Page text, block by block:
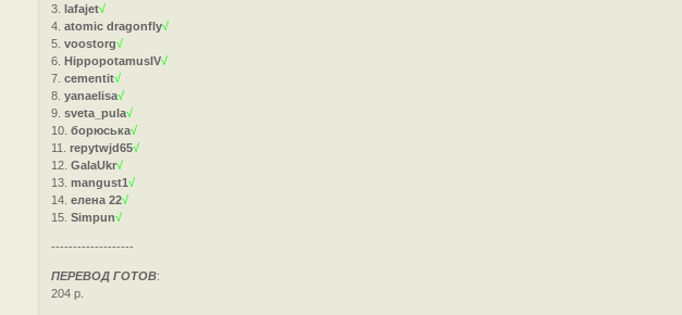
3.lafajet√
4.atomic dragonfly√
5.voostorg√
6.HippopotamusIV√
7.cementit√
8.yanaelisa√
9.sveta_pula√
10.борюська√
11.repytwjd65√
12.GalaUkr√
13.mangust1√
14.елена 22√
15.Simpun√
-------------------
ПЕРЕВОД ГОТОВ:
204 р.